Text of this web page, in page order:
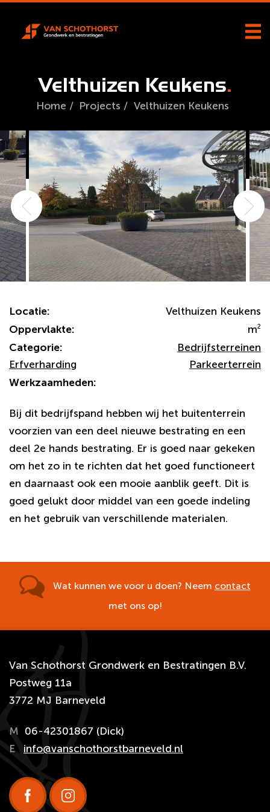
Velthuizen Keukens
Home / Projects / Velthuizen Keukens
Locatie:
Velthuizen Keukens
Oppervlakte:
m2
Categorie:
Bedrijfsterreinen
Erfverharding
Parkeerterrein
Werkzaamheden:
Bij dit bedrijfspand hebben wij het buitenterrein
voorzien van een deel nieuwe bestrating en een
deel 2e hands bestrating. Er is goed naar gekeken
om het zo in te richten dat het goed functioneert
en daarnaast ook een mooie aanblik geeft. Dit is
goed gelukt door middel van een goede indeling
en het gebruik van verschillende materialen.
Wat kunnen we voor u doen? Neem contact
met ons op!
Van Schothorst Grondwerk en Bestratingen B.V.
Postweg 11a
3772 MJ Barneveld
M 06-42301867 (Dick)
E
info@vanschothorstbarneveld.nl